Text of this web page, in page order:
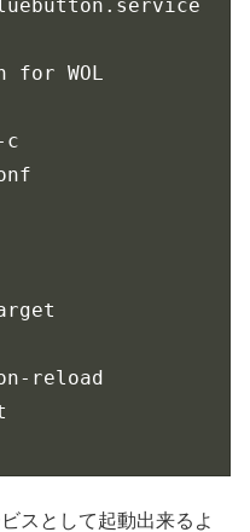
for WOL
c
reload
スとして起動出来るよ